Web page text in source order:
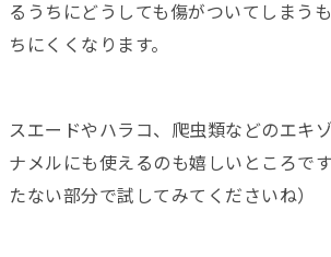
るうちにどうしても傷がついてしまう
ちにくくなります。
スエードやハラコ、爬虫類などのエキ
ナメルにも使えるのも嬉しいところで
たない部分で試してみてくださいね）